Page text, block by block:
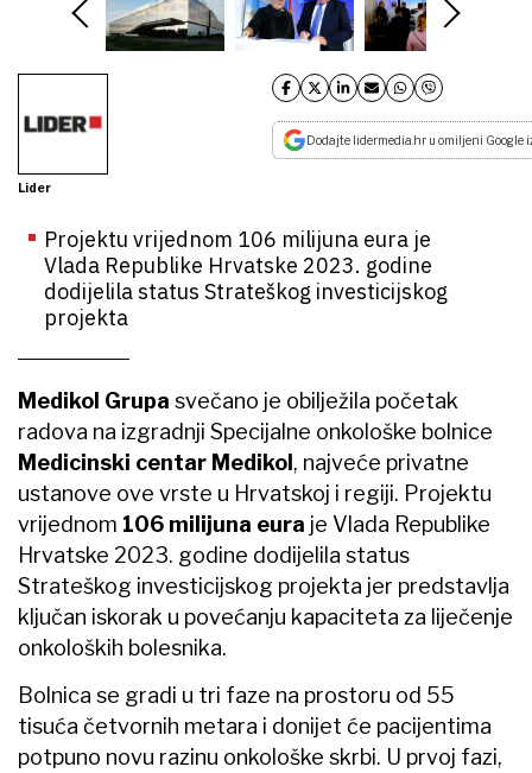
Lider
Dodajte lidermedia.hr u omiljeni Google
Projektu vrijednom 106 milijuna eura je
Vlada Republike Hrvatske 2023. godine
dodijelila status Strateškog investicijskog
projekta
Medikol Grupa svečano je obilježila početak
radova na izgradnji Specijalne onkološke bolnice
Medicinski centar Medikol , najveće privatne
ustanove ove vrste u Hrvatskoj i regiji. Projektu
vrijednom 106 milijuna eura je Vlada Republike
Hrvatske 2023. godine dodijelila status
Strateškog investicijskog projekta jer predstavlja
ključan iskorak u povećanju kapaciteta za liječenje
onkoloških bolesnika.
Bolnica se gradi u tri faze na prostoru od 55
tisuća četvornih metara i donijet će pacijentima
potpuno novu razinu onkološke skrbi. U prvoj fazi,